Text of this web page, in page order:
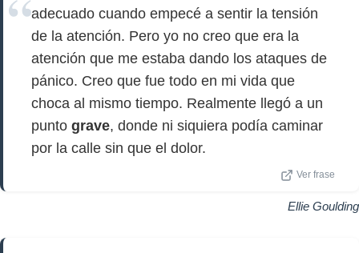
adecuado cuando empecé a sentir la tensión
de la atención. Pero yo no creo que era la
atención que me estaba dando los ataques de
pánico. Creo que fue todo en mi vida que
choca al mismo tiempo. Realmente llegó a un
punto grave, donde ni siquiera podía caminar
por la calle sin que el dolor.
Ver frase
Ellie Goulding